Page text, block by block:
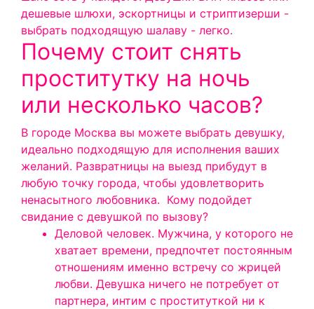
дешевые шлюхи, эскортницы и стриптизерши -
выбрать подходящую шалаву - легко.
Почему стоит снять
проститутку на ночь
или несколько часов?
В городе Москва вы можете выбрать девушку,
идеально подходящую для исполнения ваших
желаний. Развратницы на выезд прибудут в
любую точку города, чтобы удовлетворить
ненасытного любовника. Кому подойдет
свидание с девушкой по вызову?
Деловой человек. Мужчина, у которого не
хватает времени, предпочтет постоянным
отношениям именно встречу со жрицей
любви. Девушка ничего не потребует от
партнера, интим с проституткой ни к